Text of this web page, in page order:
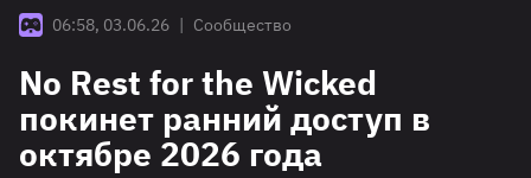
06:58, 03.06.26 | Сообщество
No Rest for the Wicked
покинет ранний доступ в
октябре 2026 года